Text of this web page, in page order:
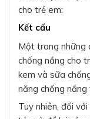
cho trẻ em:
Kết cấu
Một trong những
chống nắng cho
kem và sữa
năng chống nắng
Tuy nhiên, đối